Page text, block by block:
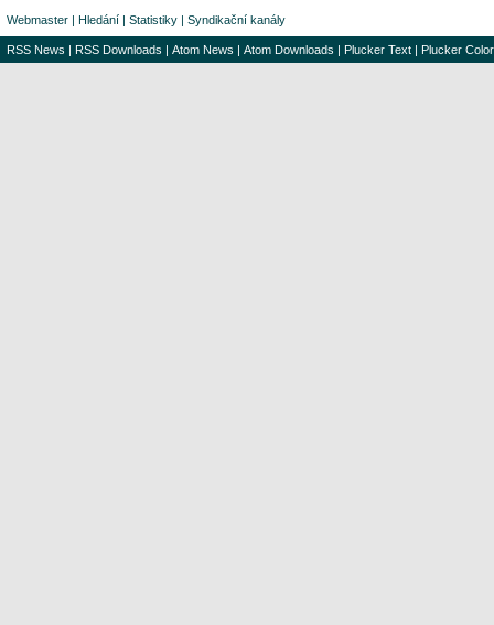
Webmaster | Hledání | Statistiky | Syndikační kanály
RSS News | RSS Downloads | Atom News | Atom Downloads | Plucker Text | Plucker Color